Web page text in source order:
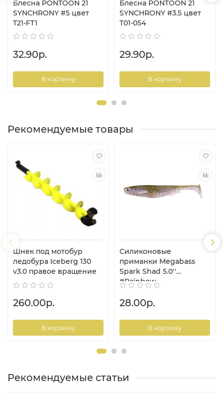
Блесна PONTOON 21
SYNCHRONY #5 цвет
T21-FT1
32.90р.
В корзину
Блесна PONTOON 21
SYNCHRONY #3.5 цвет
T01-054
29.90р.
В корзину
Рекомендуемые товары
Шнек под мотобур
ледобура Iceberg 130
v3.0 правое вращение
260.00р.
В корзину
Силиконовые
приманки Megabass
Spark Shad 5.0''
#Rainbow
28.00р.
В корзину
Рекомендуемые статьи